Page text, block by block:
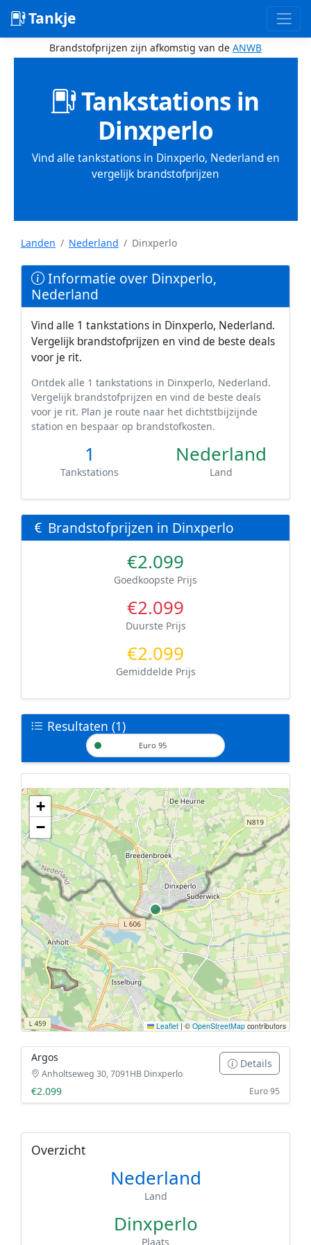
Tankje
Brandstofprijzen zijn afkomstig van de ANWB
Tankstations in
Dinxperlo
Vind alle tankstations in Dinxperlo, Nederland en
vergelijk brandstofprijzen
Landen Nederland Dinxperlo
Informatie over Dinxperlo,
Nederland
Vind alle 1 tankstations in Dinxperlo, Nederland.
Vergelijk brandstofprijzen en vind de beste deals
voor je rit.
Ontdek alle 1 tankstations in Dinxperlo, Nederland.
Vergelijk brandstofprijzen en vind de beste deals
voor je rit. Plan je route naar het dichtstbijzijnde
station en bespaar op brandstofkosten.
1
Tankstations
Nederland
Land
Brandstofprijzen in Dinxperlo
€2.099
Goedkoopste Prijs
€2.099
Duurste Prijs
€2.099
Gemiddelde Prijs
Resultaten (1)
Euro 95
Geen tankstations met locatiegegevens gevonden.
De kaart kan niet worden weergegeven zonder GPS coördinaten.
+
−
Leaflet | © OpenStreetMap contributors
Argos
Anholtseweg 30, 7091HB Dinxperlo
Details
€2.099 Euro 95
Overzicht
Nederland
Land
Dinxperlo
Plaats